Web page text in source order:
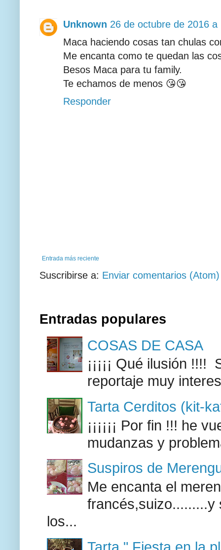
Unknown 26 de octubre de 2016 a
Maca haciendo cosas tan chulas
Me encanta como te quedan las
Besos Maca para tu family.
Te echamos de menos 😘😘
Responder
Entrada más reciente
Suscribirse a: Enviar comentarios (Atom)
Entradas populares
COSAS DE CASA
¡¡¡¡¡ Qué ilusión
reportaje muy
Tarta Cerditos (kit-
¡¡¡¡¡¡ Por fin !!! he
mudanzas y
Suspiros de
Me encanta el
francés,suizo.........y
los...
Tarta " Fiesta en la